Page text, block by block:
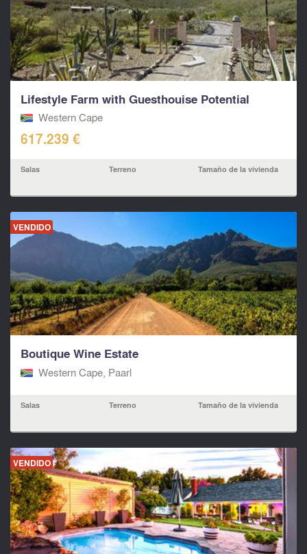
Lifestyle Farm with Guesthouise Potential
Western Cape
617.239 €
Salas Terreno Tamaño de la vivienda
VENDIDO
Boutique Wine Estate
Western Cape, Paarl
Salas Terreno Tamaño de la vivienda
VENDIDO